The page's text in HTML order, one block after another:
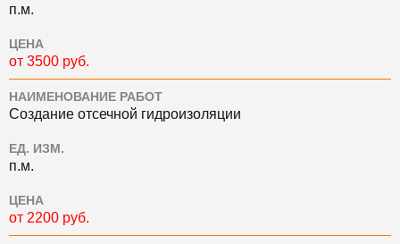
п.м.
ЦЕНА
от 3500 руб.
НАИМЕНОВАНИЕ РАБОТ
Создание отсечной гидроизоляции
ЕД. ИЗМ.
п.м.
ЦЕНА
от 2200 руб.